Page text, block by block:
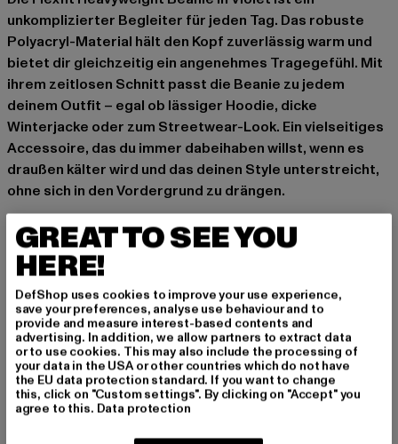
unkomplizierter Begleiter für jeden Tag. Das robuste
Polyacryl-Material hält den Kopf zuverlässig warm und
bietet dir gleichzeitig ein angenehmes Tragegefühl. Mit
ihrem zeitlosen Schnitt passt die Beanie zu jedem
deinem Outfit – egal ob lässiger Hoodie, dicke
Winterjacke oder zum Streetwear-Look. Ein vielseitiges
Accessoire, das du immer dabeihaben willst, wenn es
draußen kälter wird und das deinen Style unterstreicht,
ohne sich in den Vordergrund zu drängen.
perfekte Passform
hält schön warm, perfekt für den Winter
angenehmer Tragekomfort
Anlass: Alltag
Marke: Flexfit
Kat.: Beanies
Farbe: violet
Hersteller Farbe: purple
Materialzusammensetzung: 100% Polyacryl
Art.Nr: 1500KC-00195
GREAT TO SEE YOU
HERE!
DefShop uses cookies to improve your use experience,
save your preferences, analyse use behaviour and to
provide and measure interest-based contents and
advertising. In addition, we allow partners to extract data
or to use cookies. This may also include the processing of
your data in the USA or other countries which do not have
the EU data protection standard. If you want to change
this, click on "Custom settings". By clicking on "Accept" you
agree to this. Data protection